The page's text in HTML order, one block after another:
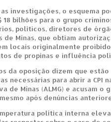
as investigações, o esquema
18 bilhões para o grupo
políticos, diretores de
de Minas, que obtiam
locais originalmente
de propinas e influência
da oposição dizem que
necessárias para abrir a CPI
de Minas (ALMG) e acusam o
após denúncias
política interna